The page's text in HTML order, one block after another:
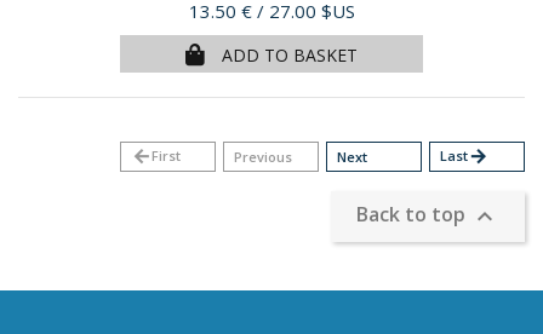
Price
13.50 € / 27.00 $US
ADD TO BASKET
arrow_backFirst Previous Next Lastarrow_forward
Back to top 